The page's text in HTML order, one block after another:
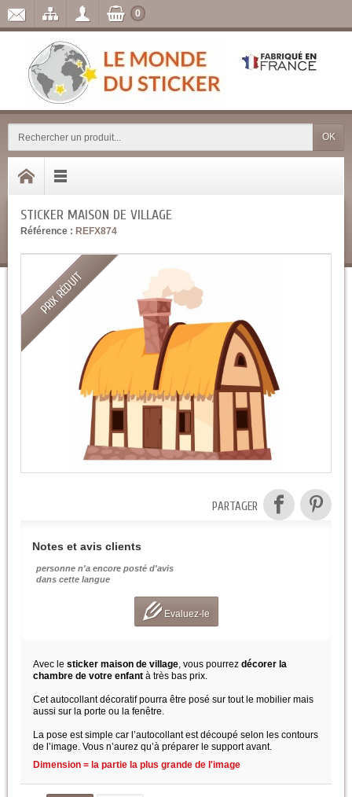
OK
0
STICKER MAISON DE VILLAGE
Référence : REFX874
PRIX RÉDUIT
PARTAGER
Notes et avis clients
personne n'a encore posté d'avis
dans cette langue
Evaluez-le
Avec le sticker maison de village, vous pourrez décorer la
chambre de votre enfant à très bas prix.
Cet autocollant décoratif pourra être posé sur tout le mobilier mais
aussi sur la porte ou la fenêtre.
La pose est simple car l’autocollant est découpé selon les contours
de l’image. Vous n’aurez qu’à préparer le support avant.
Dimension = la partie la plus grande de l'image